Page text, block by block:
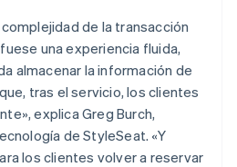
de la transacción
una experiencia fluida,
almacenar la información de
tras el servicio, los clientes
explica Greg Burch,
de StyleSeat. «Y
los clientes volver a reservar